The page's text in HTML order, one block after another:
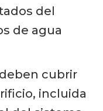
del
de agua
cubrir
incluida